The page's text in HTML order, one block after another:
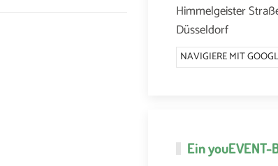
Himmelgeister
Düsseldorf
NAVIGIERE MIT
EinyouEVENT-